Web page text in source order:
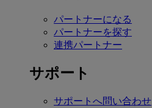
パートナーになる
パートナーを探す
連携パートナー
サポート
サポートへ問い合わせ